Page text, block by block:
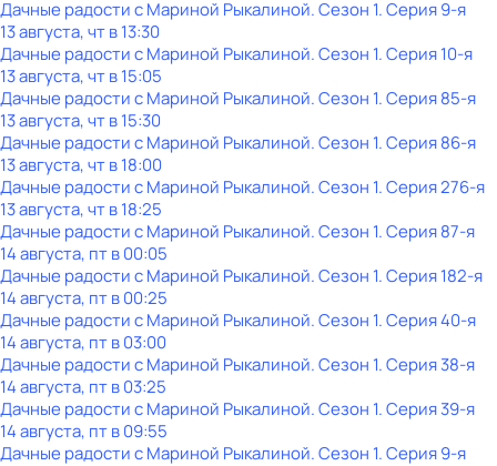
Дачные радости с Мариной Рыкалиной. Сезон 1. Серия 9-я
13 августа, чт в 13:30
Дачные радости с Мариной Рыкалиной. Сезон 1. Серия 10-я
13 августа, чт в 15:05
Дачные радости с Мариной Рыкалиной. Сезон 1. Серия 85-я
13 августа, чт в 15:30
Дачные радости с Мариной Рыкалиной. Сезон 1. Серия 86-я
13 августа, чт в 18:00
Дачные радости с Мариной Рыкалиной. Сезон 1. Серия 276-я
13 августа, чт в 18:25
Дачные радости с Мариной Рыкалиной. Сезон 1. Серия 87-я
14 августа, пт в 00:05
Дачные радости с Мариной Рыкалиной. Сезон 1. Серия 182-я
14 августа, пт в 00:25
Дачные радости с Мариной Рыкалиной. Сезон 1. Серия 40-я
14 августа, пт в 03:00
Дачные радости с Мариной Рыкалиной. Сезон 1. Серия 38-я
14 августа, пт в 03:25
Дачные радости с Мариной Рыкалиной. Сезон 1. Серия 39-я
14 августа, пт в 09:55
Дачные радости с Мариной Рыкалиной. Сезон 1. Серия 9-я